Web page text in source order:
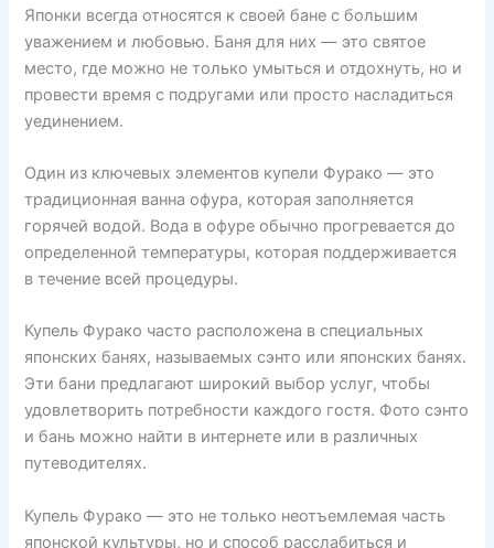
Японки всегда относятся к своей бане с большим
уважением и любовью. Баня для них — это святое
место, где можно не только умыться и отдохнуть, но и
провести время с подругами или просто насладиться
уединением.
Один из ключевых элементов купели Фурако — это
традиционная ванна офура, которая заполняется
горячей водой. Вода в офуре обычно прогревается до
определенной температуры, которая поддерживается
в течение всей процедуры.
Купель Фурако часто расположена в специальных
японских банях, называемых сэнто или японских банях.
Эти бани предлагают широкий выбор услуг, чтобы
удовлетворить потребности каждого гостя. Фото сэнто
и бань можно найти в интернете или в различных
путеводителях.
Купель Фурако — это не только неотъемлемая часть
японской культуры, но и способ расслабиться и